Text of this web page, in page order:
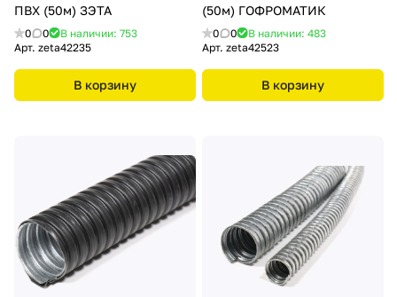
ПВХ (50м) ЗЭТА
0 0
В наличии: 753
Арт. zeta42235
В корзину
(50м) ГОФРОМАТИК
0 0
В наличии: 483
Арт. zeta42523
В корзину